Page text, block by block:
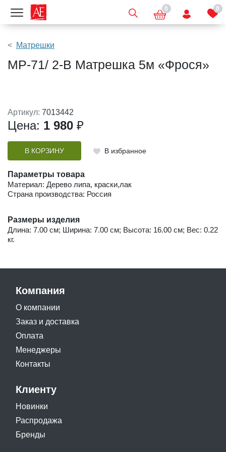
Показать меню 0 0
Матрешки
МР-71/ 2-B Матрешка 5м «Фрося»
Артикул: 7013442
Цена: 1 980 ₽
В КОРЗИНУ В избранное
Параметры товара
Материал: Дерево липа, краски,лак
Страна производства: Россия
Размеры изделия
Длина: 7.00 см; Ширина: 7.00 см; Высота: 16.00 см; Вес: 0.22
кг.
Компания
О компании
Заказ и доставка
Оплата
Менеджеры
Контакты
Клиенту
Новинки
Распродажа
Бренды